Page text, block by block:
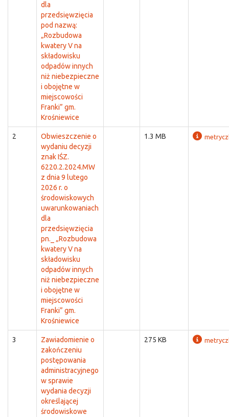
dla
przedsięwzięcia
pod nazwą:
„Rozbudowa
kwatery V na
składowisku
odpadów innych
niż niebezpieczne
i obojętne w
miejscowości
Franki” gm.
Krośniewice
2
Obwieszczenie o
wydaniu decyzji
znak IŚZ.
6220.2.2024.MW
z dnia 9 lutego
2026 r. o
środowiskowych
uwarunkowaniach
dla
przedsięwzięcia
pn._ „Rozbudowa
kwatery V na
składowisku
odpadów innych
niż niebezpieczne
i obojętne w
miejscowości
Franki” gm.
Krośniewice
1.3 MB
3
Zawiadomienie o
zakończeniu
postępowania
administracyjnego
w sprawie
wydania decyzji
określającej
środowiskowe
275 KB